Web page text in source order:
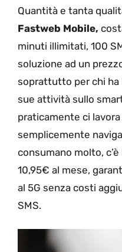
Quantità e tanta
Fastweb Mobile,
minuti illimitati, 100
soluzione ad un
soprattutto per chi ha
sue attività sullo
praticamente ci
semplicemente
consumano molto, c’è
10,95€ al mese,
al 5G senza costi
SMS.